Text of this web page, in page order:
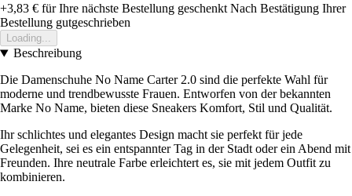
+3,83 € für Ihre nächste Bestellung geschenkt Nach Bestätigung Ihrer
Bestellung gutgeschrieben
Loading...
Beschreibung
Die Damenschuhe No Name Carter 2.0 sind die perfekte Wahl für
moderne und trendbewusste Frauen. Entworfen von der bekannten
Marke No Name, bieten diese Sneakers Komfort, Stil und Qualität.
Ihr schlichtes und elegantes Design macht sie perfekt für jede
Gelegenheit, sei es ein entspannter Tag in der Stadt oder ein Abend mit
Freunden. Ihre neutrale Farbe erleichtert es, sie mit jedem Outfit zu
kombinieren.